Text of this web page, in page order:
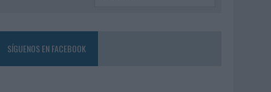
SÍGUENOS EN FACEBOOK